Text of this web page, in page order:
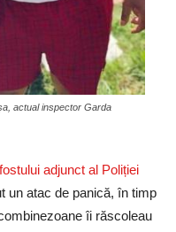
actual inspector Garda
fostului adjunct al Poliției
un atac de panică, în timp
îi răscoleau